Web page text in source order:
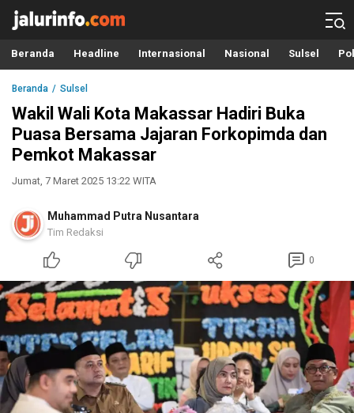
Info Terbaru, Berita Terkini Hari Ini, Jalurinfo.com
Terkini, Akurat dan Terpercaya
Beranda Headline Internasional Nasional Sulsel
Beranda Sulsel
Wakil Wali Kota Makassar Hadiri Buka
Puasa Bersama Jajaran Forkopimda dan
Pemkot Makassar
Jumat, 7 Maret 2025 13:22 WITA
Muhammad Putra Nusantara
Tim Redaksi
0